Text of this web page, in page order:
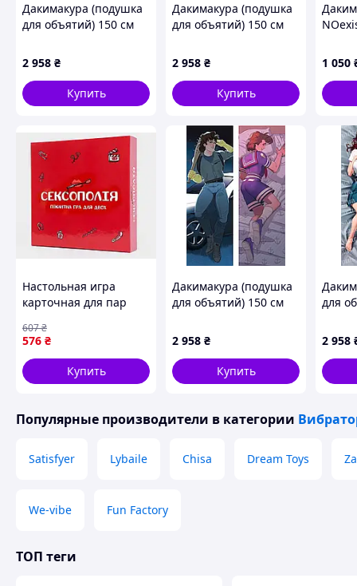
Дакимакура (подушка
для объятий) 150 см
Independence» tape 1
2 958 ₴
Купить
Дакимакура (подушка
для объятий) 150 см
2 958 ₴
Купить
1 050
Настольная игра
карточная для пар
"Сексополия" для
взрослых 18+ для
двоих
576 ₴
607₴
Купить
Дакимакура (подушка
для объятий) 150 см
Harrington Husbando»
tape 1
2 958 ₴
Купить
для
tape 3
2 958
Популярные производители в категории
Satisfyer Lybaile Chisa Dream Toys
We-vibe Fun Factory
ТОП теги